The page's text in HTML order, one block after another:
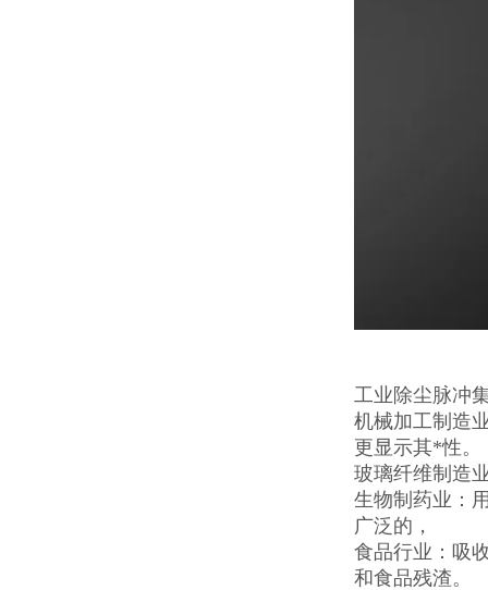
工业除尘脉冲
机械加工制造
更显示其*性。
玻璃纤维制造
生物制药业：
广泛的，
食品行业：吸
和食品残渣。